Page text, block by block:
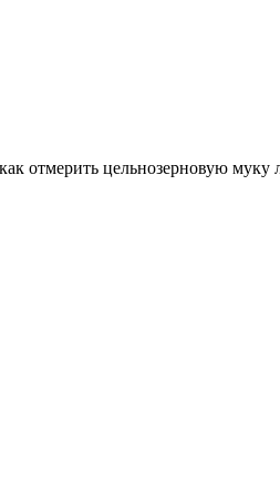
отмерить цельнозерновую муку